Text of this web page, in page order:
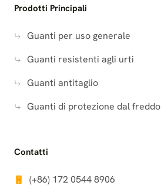
Prodotti Principali
Guanti per uso generale
Guanti resistenti agli urti
Guanti antitaglio
Guanti di protezione dal freddo
Contatti
(+86) 172 0544 8906